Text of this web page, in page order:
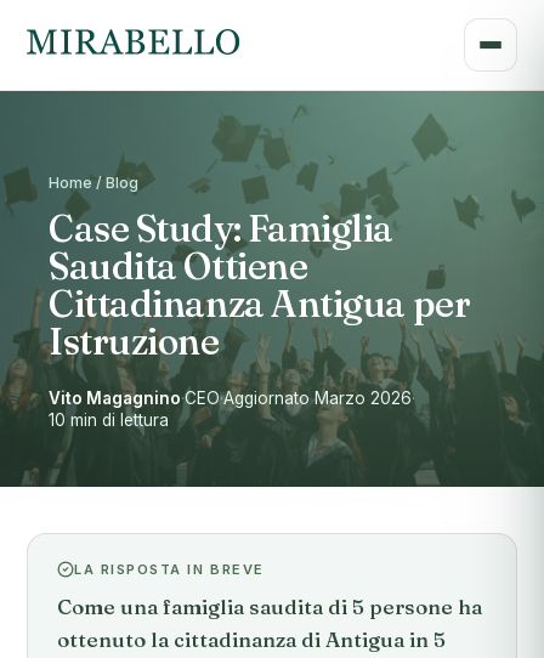
Home / Blog
Case Study: Famiglia
Saudita Ottiene
Cittadinanza Antigua per
Istruzione
Vito Magagnino·CEO·Aggiornato Marzo 2026·
10 min di lettura
LA RISPOSTA IN BREVE
Come una famiglia saudita di 5 persone ha
ottenuto la cittadinanza di Antigua in 5